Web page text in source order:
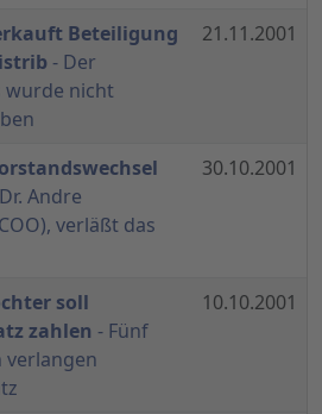
Beteiligung
- Der
wurde nicht
21.11.2001
Andre
verläßt das
30.10.2001
soll
zahlen - Fünf
10.10.2001